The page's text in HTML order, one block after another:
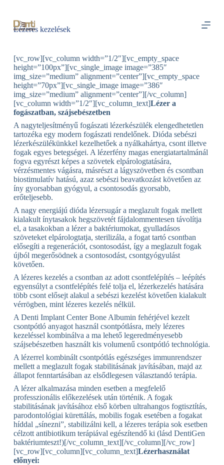
k
o
n
Lézeres kezelések
[vc_row][vc_column width=”1/2″][vc_empty_space
height=”100px”][vc_single_image image=”385″
img_size=”medium” alignment=”center”][vc_empty_space
height=”70px”][vc_single_image image=”386″
img_size=”medium” alignment=”center”][/vc_column]
[vc_column width=”1/2″][vc_column_text]Lézer a
fogászatban, szájsebészetben
A nagyteljesítményű fogászati lézerkészülék elengedhetetlen
tartozéka egy modern fogászati rendelőnek. Dióda sebészi
lézerkészülékünkkel kezelhetőek a nyálkahártya, csont illetve
fogak egyes betegségei. A lézerfény magas energiatartalmánál
fogva egyrészt képes a szövetek elpárologtatására,
vérzésmentes vágásra, másrészt a lágyszövetben és csontban
biostimulatív hatású, azaz sebészi beavatkozást követően az
íny gyorsabban gyógyul, a csontosodás gyorsabb,
erőteljesebb.
A nagy energiájú dióda lézersugár a meglazult fogak mellett
kialakult ínytasakok hegszövetét fájdalommentesen távolítja
el, a tasakokban a lézer a baktériumokat, gyulladásos
szöveteket elpárologtatja, sterilizála, a fogat tartó csontban
elősegíti a regenerációt, csontosodást, így a meglazult fogak
újból megerősödnek a csontosodást, csontgyógyulást
követően.
A lézeres kezelés a csontban az adott csontfelépítés – leépítés
egyensúlyt a csontfelépítés felé tolja el, lézerkezelés hatására
több csont elősejt alakul a sebészi kezelést követően kialakult
vérrögben, mint lézeres kezelés nélkül.
A Denti Implant Center Bone Albumin fehérjével kezelt
csontpótló anyagot használ csontpótlásra, mely lézeres
kezeléssel kombinálva a ma lehető legeredményesebb
szájsebészetben használt kis volumenű csontpótló technológia.
A lézerrel kombinált csontpótlás egészséges immunrendszer
mellett a meglazult fogak stabilitásának javításában, majd az
állapot fenntartásában az elsődlegesen választandó terápia.
A lézer alkalmazása minden esetben a megfelelő
professzionális előkezelések után történik. A fogak
stabilitásának javításához első körben ultrahangos fogtisztítás,
parodontológiai kürettálás, mobilis fogak esetében a fogakat
híddal „sínezni”, stabilizálni kell, a lézeres terápia sok esetben
célzott antibiotikum terápiával egészítendő ki (lásd DentiGen
baktériumteszt!)[/vc_column_text][/vc_column][/vc_row]
[vc_row][vc_column][vc_column_text]Lézerhasználat
előnyei: